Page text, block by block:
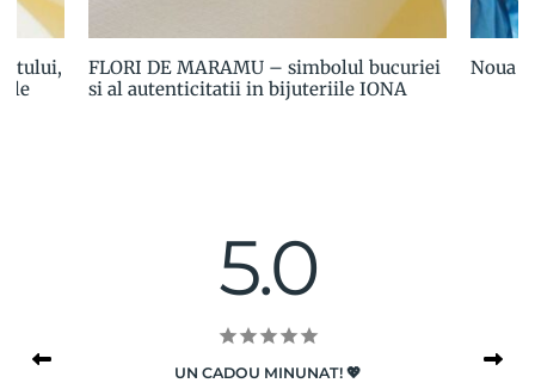
FLORI DE MARAMU – simbolul bucuriei
si al autenticitatii in bijuteriile IONA
Noua
5.0
UN CADOU MINUNAT! 💖